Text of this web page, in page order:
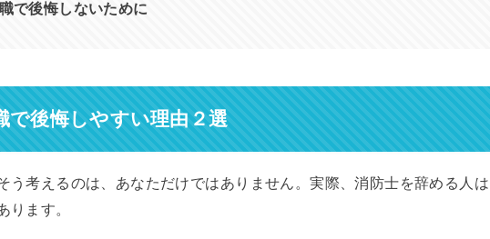
で後悔しないために
で後悔しやすい理由２選
う考えるのは、あなただけではありません。実際、消防士を辞める人は
ります。